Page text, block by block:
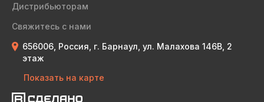
Дистрибьюторам
Свяжитесь с нами
656006, Россия, г. Барнаул, ул. Малахова 146В, 2
этаж
Показать на карте